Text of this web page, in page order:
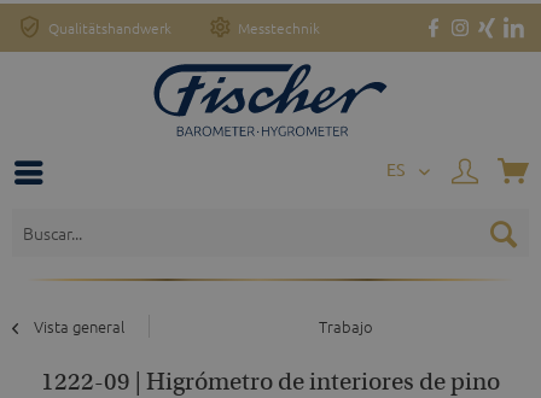
Qualitätshandwerk Messtechnik
ES
Vista general Trabajo
1222-09 | Higrómetro de interiores de pino